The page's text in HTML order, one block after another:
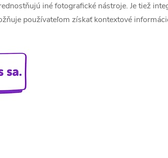
iné fotografické nástroje. Je tiež
používateľom získať kontextové